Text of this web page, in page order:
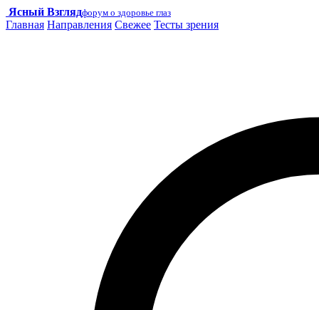
Ясный Взглядфорум о здоровье глаз
Главная Направления Свежее Тесты зрения